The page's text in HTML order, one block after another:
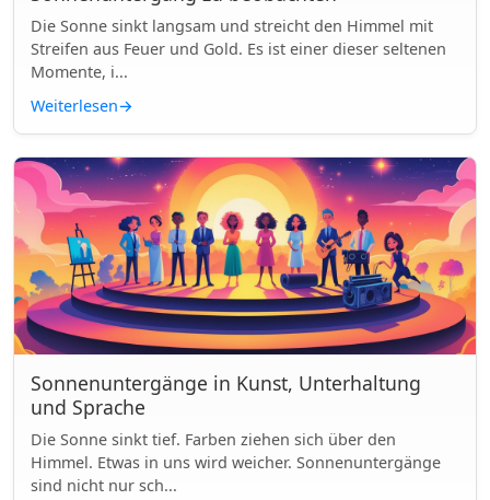
Die Sonne sinkt langsam und streicht den Himmel mit
Streifen aus Feuer und Gold. Es ist einer dieser seltenen
Momente, i...
Weiterlesen→
Sonnenuntergänge in Kunst, Unterhaltung
und Sprache
Die Sonne sinkt tief. Farben ziehen sich über den
Himmel. Etwas in uns wird weicher. Sonnenuntergänge
sind nicht nur sch...